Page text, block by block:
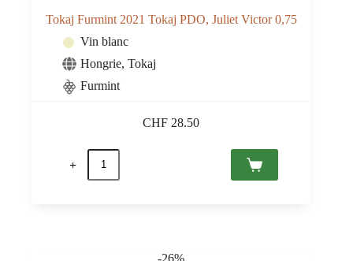
Tokaj Furmint 2021 Tokaj PDO, Juliet Victor 0,75
Vin blanc
Hongrie, Tokaj
Furmint
CHF 28.50
quantité
Tokaj
-26%